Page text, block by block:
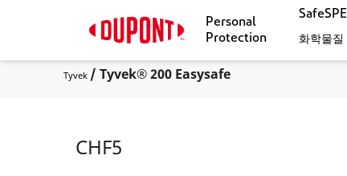
Personal
Protection
화학물질
Tyvek / Tyvek® 200 Easysafe
CHF5